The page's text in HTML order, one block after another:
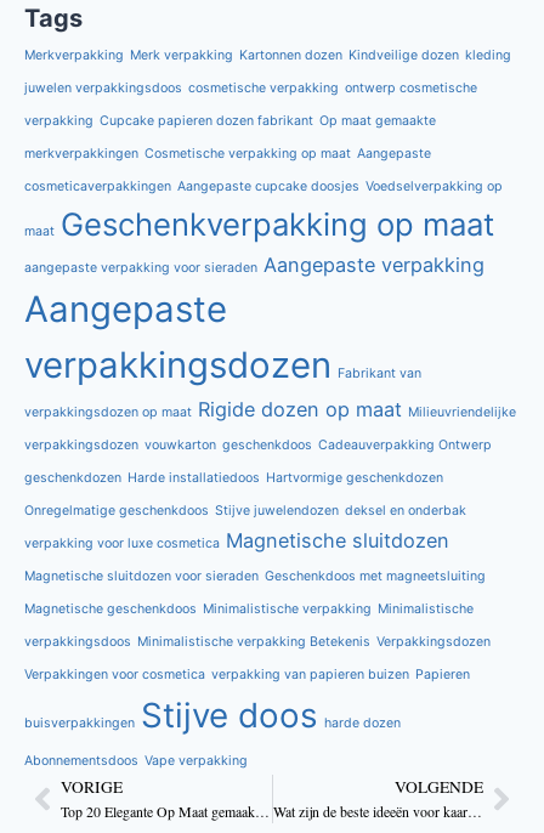
Tags
Merkverpakking Merk verpakking Kartonnen dozen Kindveilige dozen kleding
juwelen verpakkingsdoos cosmetische verpakking ontwerp cosmetische
verpakking Cupcake papieren dozen fabrikant Op maat gemaakte
merkverpakkingen Cosmetische verpakking op maat Aangepaste
cosmeticaverpakkingen Aangepaste cupcake doosjes Voedselverpakking op
maat Geschenkverpakking op maat
aangepaste verpakking voor sieraden Aangepaste verpakking
Aangepaste
verpakkingsdozen
Fabrikant van
verpakkingsdozen op maat Rigide dozen op maat Milieuvriendelijke
verpakkingsdozen vouwkarton geschenkdoos Cadeauverpakking Ontwerp
geschenkdozen Harde installatiedoos Hartvormige geschenkdozen
Onregelmatige geschenkdoos Stijve juwelendozen deksel en onderbak
verpakking voor luxe cosmetica Magnetische sluitdozen
Magnetische sluitdozen voor sieraden Geschenkdoos met magneetsluiting
Magnetische geschenkdoos Minimalistische verpakking Minimalistische
verpakkingsdoos Minimalistische verpakking Betekenis Verpakkingsdozen
Verpakkingen voor cosmetica verpakking van papieren buizen Papieren
buisverpakkingen Stijve doos harde dozen
Abonnementsdoos Vape verpakking
VORIGE
Top 20 Elegante Op Maat gemaakte Kaarsdozen Die Direct Verkopen
VOLGENDE
Wat zijn de beste ideeën voor kaarsverpakkingen in 2026?